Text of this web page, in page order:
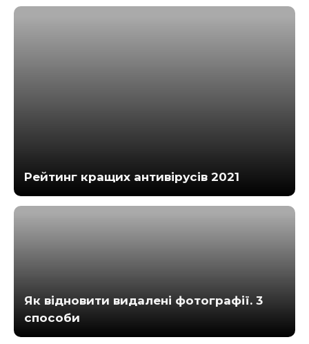
Рейтинг кращих антивірусів 2021
Як відновити видалені фотографії. 3
способи